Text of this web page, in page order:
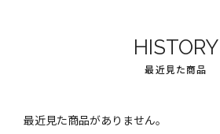
HISTORY
最近見た商品
最近見た商品がありません。